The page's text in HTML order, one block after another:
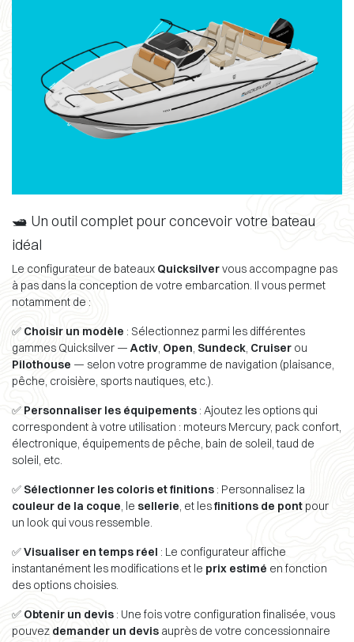
🛥️ Un outil complet pour concevoir votre bateau
idéal
Le configurateur de bateaux Quicksilvervous accompagne pas
à pas dans la conception de votre embarcation. Il vous permet
notamment de :
✅ Choisir un modèle : Sélectionnez parmi les différentes
gammes Quicksilver —Activ, Open, Sundeck, Cruiser ou
Pilothouse — selon votre programme de navigation (plaisance,
pêche, croisière, sports nautiques, etc.).
✅ Personnaliser les équipements : Ajoutez les options qui
correspondent à votre utilisation : moteurs Mercury, pack confort,
électronique, équipements de pêche, bain de soleil, taud de
soleil, etc.
✅ Sélectionner les coloris et finitions : Personnalisez la
couleur de la coque, le sellerie, et lesfinitions de pont pour
un look qui vous ressemble.
✅Visualiser en temps réel : Le configurateur affiche
instantanément les modifications et le prix estimé en fonction
des options choisies.
✅ Obtenir un devis : Une fois votre configuration finalisée, vous
pouvez demander un devis auprès de votre concessionnaire